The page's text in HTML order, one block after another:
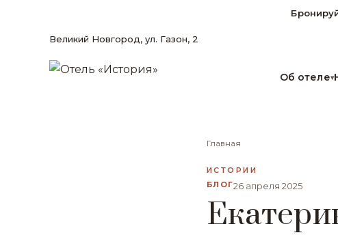
Великий Новгород, ул. Газон, 2
Об отеле▾
Главная
ИСТОРИИ
БЛОГ26 апреля 2025